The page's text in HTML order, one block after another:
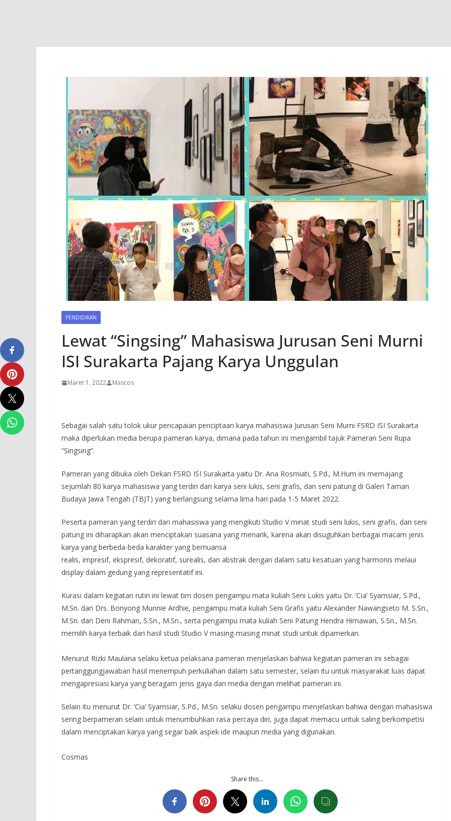
PENDIDIKAN
Lewat “Singsing” Mahasiswa Jurusan Seni Murni
ISI Surakarta Pajang Karya Unggulan
Maret 1, 2022 Mascos
Sebagai salah satu tolok ukur pencapaian penciptaan karya mahasiswa Jurusan Seni Murni FSRD ISI Surakarta
maka diperlukan media berupa pameran karya, dimana pada tahun ini mengambil tajuk Pameran Seni Rupa
“Singsing”.
Pameran yang dibuka oleh Dekan FSRD ISI Surakarta yaitu Dr. Ana Rosmiati, S.Pd., M.Hum ini memajang
sejumlah 80 karya mahasiswa yang terdiri dari karya seni lukis, seni grafis, dan seni patung di Galeri Taman
Budaya Jawa Tengah (TBJT) yang berlangsung selama lima hari pada 1-5 Maret 2022.
Peserta pameran yang terdiri dari mahasiswa yang mengikuti Studio V minat studi seni lukis, seni grafis, dan seni
patung ini diharapkan akan menciptakan suasana yang menarik, karena akan disuguhkan berbagai macam jenis
karya yang berbeda-beda karakter yang bernuansa
realis, impresif, ekspresif, dekoratif, surealis, dan abstrak dengan dalam satu kesatuan yang harmonis melaui
display dalam gedung yang representatif ini.
Kurasi dalam kegiatan rutin ini lewat tim dosen pengampu mata kuliah Seni Lukis yaitu Dr. ‘Cia’ Syamsiar, S.Pd.,
M.Sn. dan Drs. Bonyong Munnie Ardhie, pengampu mata kuliah Seni Grafis yaitu Alexander Nawangseto M. S.Sn.,
M.Sn. dan Deni Rahman, S.Sn., M.Sn., serta pengampu mata kuliah Seni Patung Hendra Himawan, S.Sn., M.Sn.
memilih karya terbaik dari hasil studi Studio V masing-masing minat studi untuk dipamerkan.
Menurut Rizki Maulana selaku ketua pelaksana pameran menjelaskan bahwa kegiatan pameran ini sebagai
pertanggungjawaban hasil menempuh perkuliahan dalam satu semester, selain itu untuk masyarakat luas dapat
mengapresiasi karya yang beragam jenis gaya dan media dengan melihat pameran ini.
Selain itu menurut Dr. ‘Cia’ Syamsiar, S.Pd., M.Sn. selaku dosen pengampu menjelaskan bahwa dengan mahasiswa
sering berpameran selain untuk menumbuhkan rasa percaya diri, juga dapat memacu untuk saling berkompetisi
dalam menciptakan karya yang segar baik aspek ide maupun media yang digunakan.
Cosmas
Share this…